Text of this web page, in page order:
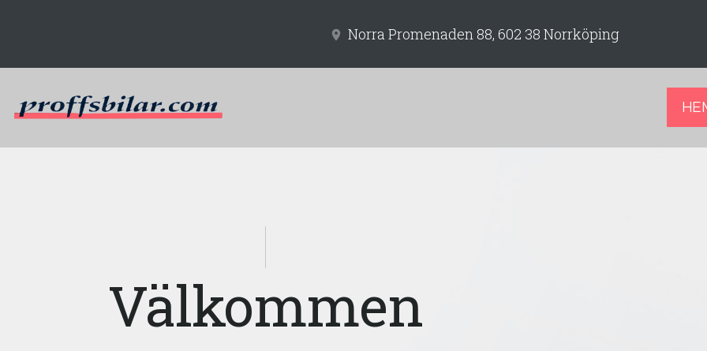
Norra Promenaden 88, 602 38 Norrköping
Välkommen